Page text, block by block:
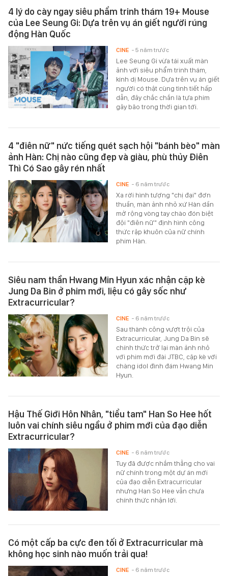
4 lý do cày ngay siêu phẩm trinh thám 19+ Mouse
của Lee Seung Gi: Dựa trên vụ án giết người rúng
động Hàn Quốc
Lee Seung Gi vừa tái xuất màn
ảnh với siêu phẩm trinh thám,
kinh dị Mouse. Dựa trên vụ án giết
người có thật cùng tình tiết hấp
dẫn, đây chắc chắn là tựa phim
gây bão trong thời gian tới.
CINE - 5 năm trước
4 "điên nữ" nức tiếng quét sạch hội "bánh bèo" màn
ảnh Hàn: Chị nào cũng đẹp và giàu, phù thủy Điên
Thì Có Sao gây rén nhất
Xa rời hình tượng "chị đại" đơn
thuần, màn ảnh nhỏ xứ Hàn dần
mở rộng vòng tay chào đón biệt
đội "điên nữ" định hình công
thức rập khuôn của nữ chính
phim Hàn.
CINE - 6 năm trước
Siêu nam thần Hwang Min Hyun xác nhận cặp kè
Jung Da Bin ở phim mới, liệu có gây sốc như
Extracurricular?
Sau thành công vượt trội của
Extracurricular, Jung Da Bin sẽ
chính thức trở lại màn ảnh nhỏ
với phim mới đài JTBC, cặp kè với
chàng idol đình đám Hwang Min
Hyun.
CINE - 6 năm trước
Hậu Thế Giới Hôn Nhân, "tiểu tam" Han So Hee hốt
luôn vai chính siêu ngầu ở phim mới của đạo diễn
Extracurricular?
Tuy đã được nhắm thẳng cho vai
nữ chính trong một dự án mới
của đạo diễn Extracurricular
nhưng Han So Hee vẫn chưa
chính thức nhận lời.
CINE - 6 năm trước
Có một cấp ba cực đen tối ở Extracurricular mà
không học sinh nào muốn trải qua!
CINE - 6 năm trước